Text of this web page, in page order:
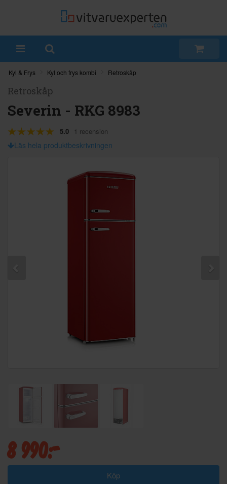
Kyl & Frys Kyl och frys kombi Retroskåp
Retroskåp
Severin - RKG 8983
5.0 1 recension
Läs hela produktbeskrivningen
8 990:-
Köp